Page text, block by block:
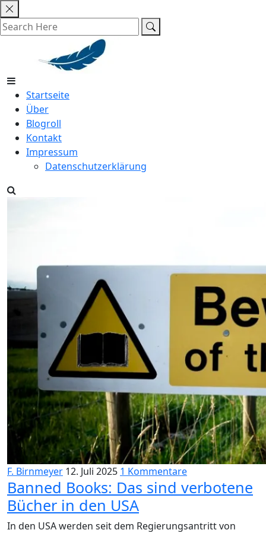
Skip
to
content
Startseite
Über
Blogroll
Kontakt
Impressum
Datenschutzerklärung
F. Birnmeyer 12. Juli 2025 1 Kommentare
Banned Books: Das sind verbotene
Bücher in den USA
In den USA werden seit dem Regierungsantritt von